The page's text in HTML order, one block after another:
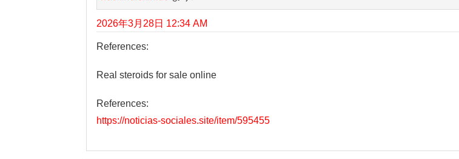
2026年3月28日 12:34 AM
References:
Real steroids for sale online
References:
https://noticias-sociales.site/item/595455